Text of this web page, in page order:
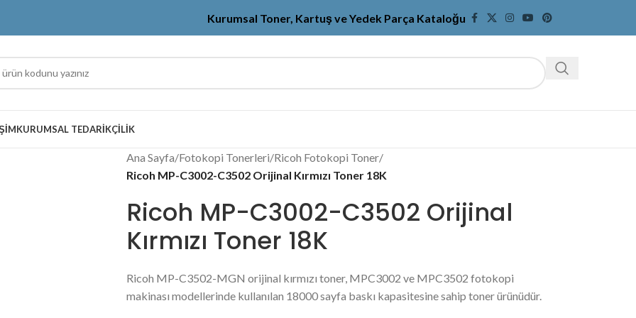
Kurumsal Toner, Kartuş ve Yedek Parça Kataloğu
KURUMSAL TEDARIKÇILIK
Ana Sayfa/Fotokopi Tonerleri/Ricoh Fotokopi Toner/
Ricoh MP-C3002-C3502 Orijinal Kırmızı Toner 18K
Ricoh MP-C3002-C3502 Orijinal
Kırmızı Toner 18K
Ricoh MP-C3502-MGN orijinal kırmızı toner, MPC3002 ve MPC3502 fotokopi
makinası modellerinde kullanılan 18000 sayfa baskı kapasitesine sahip toner ürünüdür.